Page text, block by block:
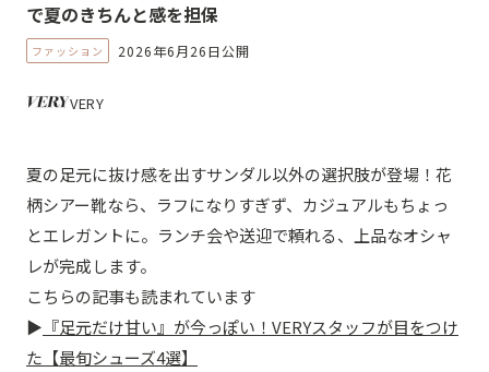
で夏のきちんと感を担保
ファッション 2026年6月26日公開
VERY
夏の足元に抜け感を出すサンダル以外の選択肢が登場！花
柄シアー靴なら、ラフになりすぎず、カジュアルもちょっ
とエレガントに。ランチ会や送迎で頼れる、上品なオシャ
レが完成します。
こちらの記事も読まれています
▶ 『足元だけ甘い』が今っぽい！VERYスタッフが目をつけ
た【最旬シューズ4選】